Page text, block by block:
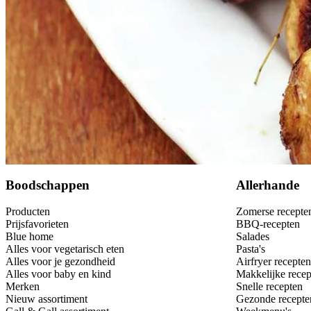
rodewijnazijn
5 gedroogde laurierblaadjes
vloeibare honing
Boodschappen
Producten
Prijsfavorieten
Blue home
Alles voor vegetarisch eten
Alles voor je gezondheid
Alles voor baby en kind
Merken
Nieuw assortiment
Allerhande
Zomerse
BBQ-recepten
Salades
Pasta's
Airfryer recepten
Makkelijke
Snelle recepten
Gezonde